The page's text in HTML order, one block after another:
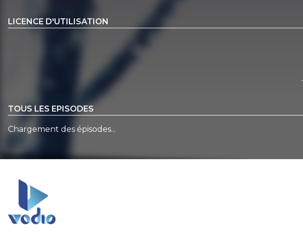
LICENCE D'UTILISATION
TOUS LES EPISODES
Chargement des épisodes...